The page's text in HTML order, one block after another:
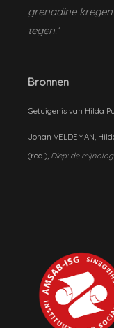
grenadine
tegen.’
Bronnen
Getuigenis van Hilda
Johan VELDEMAN,
(red.), Diep: de